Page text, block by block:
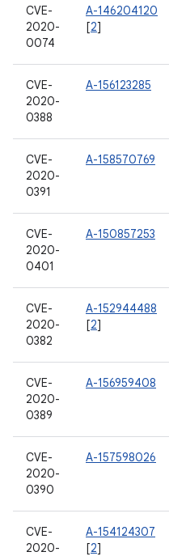
CVE-
2020-
0074
A-146204120
[2]
CVE-
2020-
0388
A-156123285
CVE-
2020-
0391
A-158570769
CVE-
2020-
0401
A-150857253
CVE-
2020-
0382
A-152944488
[2]
CVE-
2020-
0389
A-156959408
CVE-
2020-
0390
A-157598026
CVE-
2020-
A-154124307
[2]